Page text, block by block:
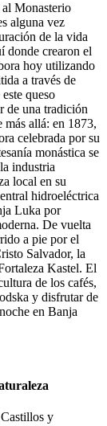
Monasterio
alguna vez
de la vida
donde crearon el
hoy utilizando
a través de
queso
de una tradición
allá: en 1873,
celebrada por su
monástica se
industria
local en su
hidroeléctrica
Luka por
De vuelta
a pie por el
Salvador, la
Kastel. El
de los cafés,
y disfrutar de
en Banja